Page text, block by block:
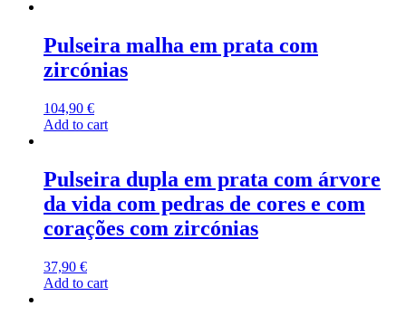
Pulseira malha em prata com
zircónias
104,90 €
Add to cart
Pulseira dupla em prata com árvore
da vida com pedras de cores e com
corações com zircónias
37,90 €
Add to cart